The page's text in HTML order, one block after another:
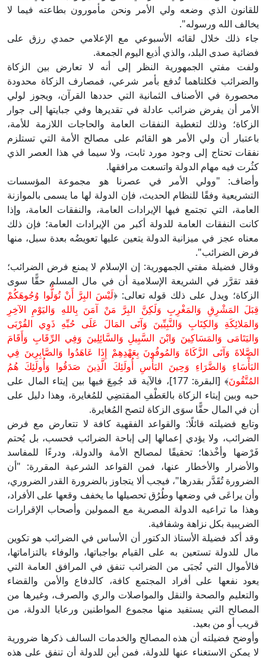
للقانون الذي وضعه ولي الأمر ونحن مأمورون بطاعته فيما لا
يخالف الله ورسوله".
جاء ذلك خلال لقائه الأسبوعي مع الإعلامي حمدي رزق على
فضائية صدى البلد، والذي أذيع اليوم الجمعة.
ولفت مفتي الجمهورية النظر إلى أنه لا تعارض بين الزكاة
والضرائب فكلتاهما تُدفع بأمر شرعي، فمصارف الزكاة محدودة
محصورة في الأصناف الثمانية التي حددها القرآن، ويجوز لولي
الأمر أن يفرض ضرائب عادلة في تقديرها وفي جبايتها إلى جوار
الزكاة؛ وذلك لتغطية النفقات العامة والحاجات اللازمة للأمة،
باعتبار أن ولي الأمر هو القائم على مصالح الأمة التي تستلزم
نفقات تحتاج إلى وجود مورد ثابت، ولا سيما في هذا العصر الذي
كثُرت فيه مهام الدولة واتسعت مرافقها.
وأضاف: "وولي الأمر في عصرنا هو مجموعة المؤسسات
التشريعية وفقًا للنظام الحديث، فإن الدولة لها ما يسمى بالموازنة
العامة، التي تجتمع فيها الإيرادات العامة، والنفقات العامة، وإذا
كانت النفقات العامة للدولة أكبر من الإيرادات العامة؛ فإن ذلك
معناه عجز في ميزانية الدولة يتعين عليها تعويضُه بعدة سبل، منها
فرض الضرائب".
وقال فضيلة مفتي الجمهورية: إن الإسلام لا يمنع فرض الضرائب؛
فقد تقرَّر في الشريعة الإسلامية أن في مال المسلم حقًّا سوى
الزكاة؛ ويدل على ذلك قوله تعالى: ﴿لَيْسَ البِرَّ أَنْ تُوَلُّوا وُجُوهَكُمْ
قِبَلَ المَشْرِقِ وَالمَغْرِبِ وَلَكِنَّ البِرَّ مَنْ آمَنَ بِاللهِ وَاليَوْمِ الآخِرِ
وَالمَلائِكَةِ وَالكِتَابِ وَالنَّبِيِّينَ وَآتَى المَالَ عَلَى حُبِّهِ ذَوِي القُرْبَى
وَاليَتَامَى وَالمَسَاكِينَ وَابْنَ السَّبِيلِ وَالسَّائِلِينَ وَفِي الرِّقَابِ وَأَقَامَ
الصَّلاةَ وَآتَى الزَّكَاةَ وَالمُوفُونَ بِعَهْدِهِمْ إِذَا عَاهَدُوا وَالصَّابِرِينَ فِي
البَأْسَاءِ وَالضَّرَاءِ وَحِينَ البَأْسِ أُولَئِكَ الَّذِينَ صَدَقُوا وَأُولَئِكَ هُمُ
المُتَّقُونَ
﴾ [البقرة: 177]، فالآية قد جُمِعَ فيها بين إيتاء المال على
حبه وبين إيتاء الزكاة بالعَطْفِ المقتضِي للمُغايرة، وهذا دليل على
أن في المال حقًّا سوَى الزكاة لتصح المُغايرة.
وتابع فضيلته قائلًا: والقواعد الفقهية كافة لا تتعارض مع فرض
الضرائب، ولا يؤدي إعمالها إلى إباحة الضرائب فحسب، بل يُحتم
فَرْضها وأخْذها؛ تحقيقًا لمصالح الأمة والدولة، ودرءًا للمفاسد
والأضرار والأخطار عنها، فمن القواعد الشرعية المقررة: "أن
الضرورة تُقَدَّر بقدرها"، فيجب ألا يتجاوز بالضرورة القدر الضروري،
وأن يراعَى في وضعها وطُرُق تحصيلها ما يخفف وقعها على الأفراد،
وهذا ما تراعيه الدولة المصرية مع الممولين وأصحاب الإقرارات
الضريبية بكل نزاهة وشفافية.
وقد أكد فضيلة الأستاذ الدكتور أن الأساس في الضرائب هو تكوين
مال للدولة تستعين به على القيام بواجباتها، والوفاء بالتزاماتها،
فالأموال التي تُجبَى من الضرائب تنفق في المرافق العامة التي
يعود نفعها على أفراد المجتمع كافة، كالدفاع والأمن والقضاء
والتعليم والصحة والنقل والمواصلات والري والصرف، وغيرها من
المصالح التي يستفيد منها مجموع المواطنين ورعايا الدولة، من
قريب أو من بعيد.
وأوضح فضيلته أن هذه المصالح والخدمات السالف ذكرها ضرورية
لا يمكن الاستغناء عنها للدولة، فمن أين للدولة أن تنفق على هذه